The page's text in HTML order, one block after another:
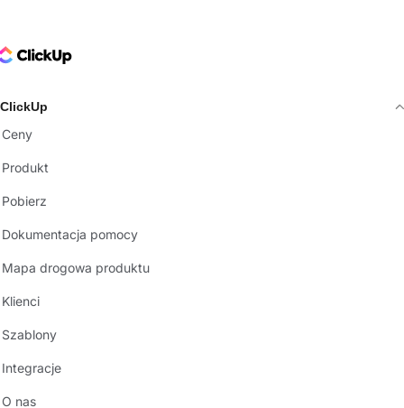
Logo
ClickUp
Ceny
Produkt
Pobierz
Dokumentacja pomocy
Mapa drogowa produktu
Klienci
Szablony
Integracje
O nas